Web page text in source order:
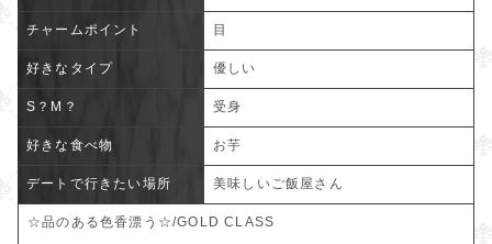
08/24(月)
08/26(水)
08/27(木)
08/28(金)
チャームポイント 目
好きなタイプ 優しい
S？M？ 受身
好きな食べ物 お芋
デートで行きたい場所 美味しいご飯屋さん
☆品のある色香漂う☆/GOLD CLASS